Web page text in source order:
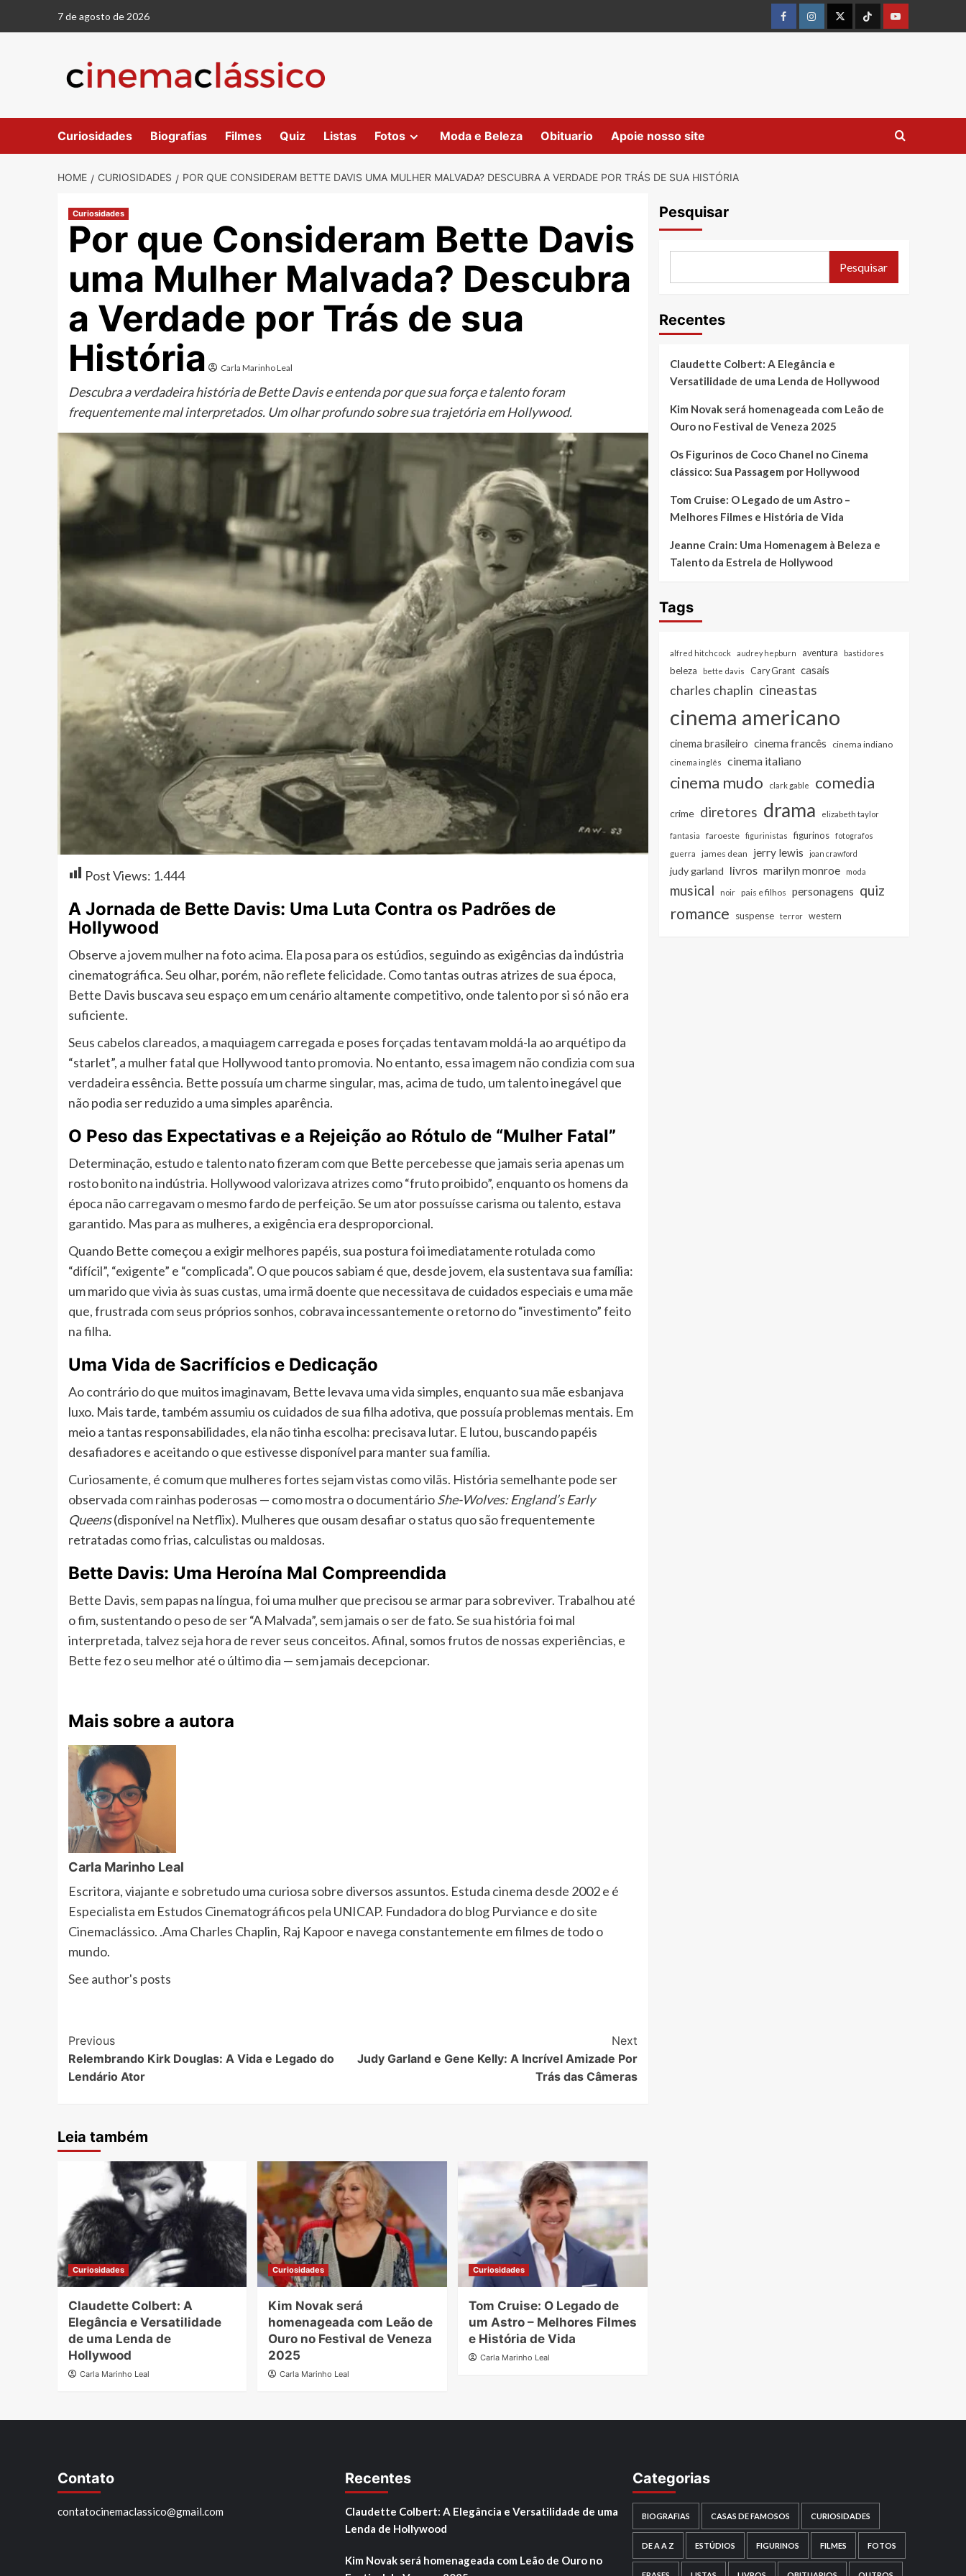
7 de agosto de 2026
FacebookinstagramtwitterTiktokyoutube
Curiosidades Biografias Filmes Quiz Listas Fotos Moda e Beleza Obituario Apoie nosso site
HOME CURIOSIDADES POR QUE CONSIDERAM BETTE DAVIS UMA MULHER MALVADA? DESCUBRA A VERDADE POR TRÁS DE SUA HISTÓRIA
Curiosidades
Por que Consideram Bette Davis
uma Mulher Malvada? Descubra
a Verdade por Trás de sua
História
Carla Marinho Leal
Descubra a verdadeira história de Bette Davis e entenda por que sua força e talento foram
frequentemente mal interpretados. Um olhar profundo sobre sua trajetória em Hollywood.
Post Views: 1.444
A Jornada de Bette Davis: Uma Luta Contra os Padrões de
Hollywood
Observe a jovem mulher na foto acima. Ela posa para os estúdios, seguindo as exigências da indústria
cinematográfica. Seu olhar, porém, não reflete felicidade. Como tantas outras atrizes de sua época,
Bette Davis buscava seu espaço em um cenário altamente competitivo, onde talento por si só não era
suficiente.
Seus cabelos clareados, a maquiagem carregada e poses forçadas tentavam moldá-la ao arquétipo da
“starlet”, a mulher fatal que Hollywood tanto promovia. No entanto, essa imagem não condizia com sua
verdadeira essência. Bette possuía um charme singular, mas, acima de tudo, um talento inegável que
não podia ser reduzido a uma simples aparência.
O Peso das Expectativas e a Rejeição ao Rótulo de “Mulher Fatal”
Determinação, estudo e talento nato fizeram com que Bette percebesse que jamais seria apenas um
rosto bonito na indústria. Hollywood valorizava atrizes como “fruto proibido”, enquanto os homens da
época não carregavam o mesmo fardo de perfeição. Se um ator possuísse carisma ou talento, estava
garantido. Mas para as mulheres, a exigência era desproporcional.
Quando Bette começou a exigir melhores papéis, sua postura foi imediatamente rotulada como
“difícil”, “exigente” e “complicada”. O que poucos sabiam é que, desde jovem, ela sustentava sua família:
um marido que vivia às suas custas, uma irmã doente que necessitava de cuidados especiais e uma mãe
que, frustrada com seus próprios sonhos, cobrava incessantemente o retorno do “investimento” feito
na filha.
Uma Vida de Sacrifícios e Dedicação
Ao contrário do que muitos imaginavam, Bette levava uma vida simples, enquanto sua mãe esbanjava
luxo. Mais tarde, também assumiu os cuidados de sua filha adotiva, que possuía problemas mentais. Em
meio a tantas responsabilidades, ela não tinha escolha: precisava lutar. E lutou, buscando papéis
desafiadores e aceitando o que estivesse disponível para manter sua família.
Curiosamente, é comum que mulheres fortes sejam vistas como vilãs. História semelhante pode ser
observada com rainhas poderosas — como mostra o documentárioShe-Wolves: England’s Early
Queens(disponível na Netflix). Mulheres que ousam desafiar o status quo são frequentemente
retratadas como frias, calculistas ou maldosas.
Bette Davis: Uma Heroína Mal Compreendida
Bette Davis, sem papas na língua, foi uma mulher que precisou se armar para sobreviver. Trabalhou até
o fim, sustentando o peso de ser “A Malvada”, sem jamais o ser de fato. Se sua história foi mal
interpretada, talvez seja hora de rever seus conceitos. Afinal, somos frutos de nossas experiências, e
Bette fez o seu melhor até o último dia — sem jamais decepcionar.
Mais sobre a autora
Carla Marinho Leal
Escritora, viajante e sobretudo uma curiosa sobre diversos assuntos. Estuda cinema desde 2002 e é
Especialista em Estudos Cinematográficos pela UNICAP. Fundadora do blog Purviance e do site
Cinemaclássico. .Ama Charles Chaplin, Raj Kapoor e navega constantemente em filmes de todo o
mundo.
See author's posts
Post
Navigation
Previous
Relembrando Kirk Douglas: A Vida e Legado do
Lendário Ator
Next
Judy Garland e Gene Kelly: A Incrível Amizade Por
Trás das Câmeras
Leia também
Curiosidades
Claudette Colbert: A
Elegância e Versatilidade
de uma Lenda de
Hollywood
Carla Marinho Leal
Curiosidades
Kim Novak será
homenageada com Leão de
Ouro no Festival de Veneza
2025
Carla Marinho Leal
Curiosidades
Tom Cruise: O Legado de
um Astro – Melhores Filmes
e História de Vida
Carla Marinho Leal
Pesquisar
Pesquisar
Recentes
Claudette Colbert: A Elegância e
Versatilidade de uma Lenda de Hollywood
Kim Novak será homenageada com Leão de
Ouro no Festival de Veneza 2025
Os Figurinos de Coco Chanel no Cinema
clássico: Sua Passagem por Hollywood
Tom Cruise: O Legado de um Astro –
Melhores Filmes e História de Vida
Jeanne Crain: Uma Homenagem à Beleza e
Talento da Estrela de Hollywood
Tags
alfred hitchcock audrey hepburn aventura bastidores
beleza bette davis Cary Grant casais
charles chaplin cineastas
cinema americano
cinema brasileiro cinema francês cinema indiano
cinema inglês cinema italiano
cinema mudo clark gable comedia
crime diretores drama elizabeth taylor
fantasia faroeste figurinistas figurinos
fotografos
guerra
james dean jerry lewis joan crawford
judy garland livros marilyn monroe moda
musical noir pais e filhos personagens quiz
romance suspense terror western
Contato
contatocinemaclassico@gmail.com
Recentes
Claudette Colbert: A Elegância e Versatilidade de uma
Lenda de Hollywood
Kim Novak será homenageada com Leão de Ouro no
Categorias
BIOGRAFIAS CASAS DE FAMOSOS CURIOSIDADES
DE A A Z ESTÚDIOS FIGURINOS FILMES FOTOS